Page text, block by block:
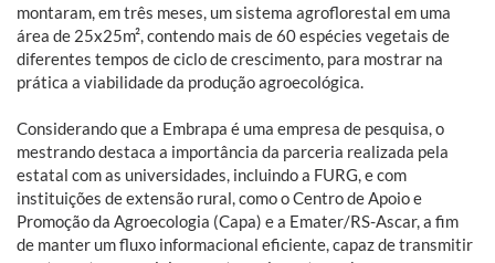
montaram, em três meses, um sistema agroflorestal em uma
área de 25x25m², contendo mais de 60 espécies vegetais de
diferentes tempos de ciclo de crescimento, para mostrar na
prática a viabilidade da produção agroecológica.
Considerando que a Embrapa é uma empresa de pesquisa, o
mestrando destaca a importância da parceria realizada pela
estatal com as universidades, incluindo a FURG, e com
instituições de extensão rural, como o Centro de Apoio e
Promoção da Agroecologia (Capa) e a Emater/RS-Ascar, a fim
de manter um fluxo informacional eficiente, capaz de transmitir